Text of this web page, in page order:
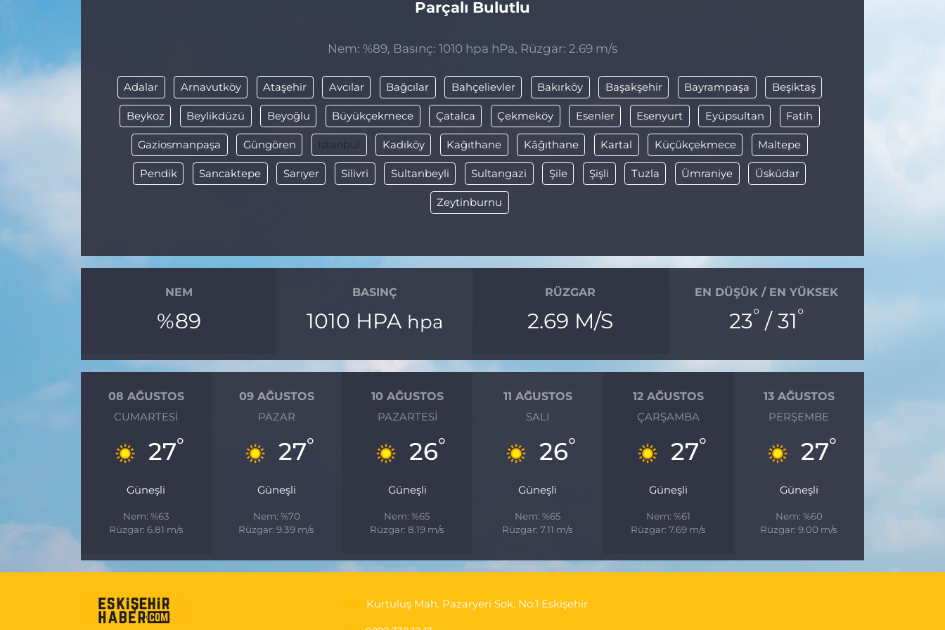
Parçalı Bulutlu
Nem: %89, Basınç: 1010 hpa hPa, Rüzgar: 2.69 m/s
Adalar Arnavutköy Ataşehir Avcılar Bağcılar Bahçelievler Bakırköy Başakşehir Bayrampaşa Beşiktaş
Beykoz Beylikdüzü Beyoğlu Büyükçekmece Çatalca Çekmeköy Esenler Esenyurt Eyüpsultan Fatih
Gaziosmanpaşa Güngören Istanbul Kadıköy Kağıthane Kâğıthane Kartal Küçükçekmece Maltepe
Pendik Sancaktepe Sarıyer Silivri Sultanbeyli Sultangazi Şile Şişli Tuzla Ümraniye Üsküdar
Zeytinburnu
NEM
%89
BASINÇ
1010 HPA hpa
RÜZGAR
2.69 M/S
EN DÜŞÜK / EN YÜKSEK
23°/ 31°
08 AĞUSTOS
CUMARTESI
27°
Güneşli
Nem: %63
Rüzgar: 6.81 m/s
09 AĞUSTOS
PAZAR
27°
Güneşli
Nem: %70
Rüzgar: 9.39 m/s
10 AĞUSTOS
PAZARTESI
26°
Güneşli
Nem: %65
Rüzgar: 8.19 m/s
11 AĞUSTOS
SALI
26°
Güneşli
Nem: %65
Rüzgar: 7.11 m/s
12 AĞUSTOS
ÇARŞAMBA
27°
Güneşli
Nem: %61
Rüzgar: 7.69 m/s
13 AĞUSTOS
PERŞEMBE
27°
Güneşli
Nem: %60
Rüzgar: 9.00 m/s
Kurtuluş Mah. Pazaryeri Sok. No:1 Eskişehir
ESKİŞEHİRSPOR